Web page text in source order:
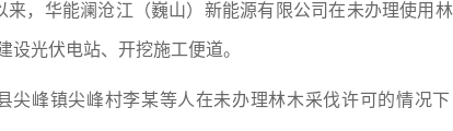
，华能澜沧江（巍山）新能源有限公司在未办理使用
光伏电站、开挖施工便道。
峰镇尖峰村李某等人在未办理林木采伐许可的情况